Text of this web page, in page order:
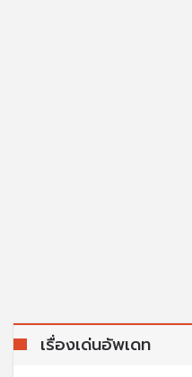
เรื่องเด่นอัพเดท